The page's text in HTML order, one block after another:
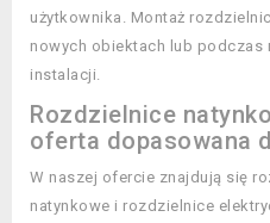
użytkownika. Montaż
nowych obiektach lub podczas
instalacji.
Rozdzielnice
oferta dopasowana
W naszej ofercie znajdują się
natynkowe i rozdzielnice